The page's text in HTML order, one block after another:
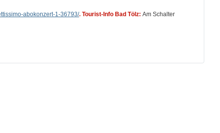
abokonzert-1-36793/. Tourist-Info Bad Tölz: Am Schalter